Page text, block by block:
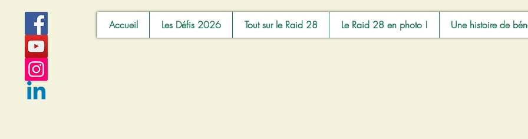
Accueil Les Défis 2026 Tout sur le Raid 28 Le Raid 28 en photo ! Une histoire de